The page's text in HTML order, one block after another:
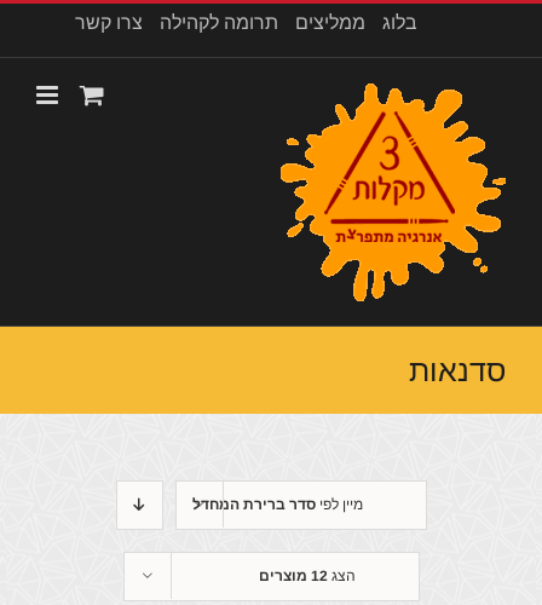
בלוג ממליצים תרומה לקהילה צרו קשר
סדנאות
מיין לפיסדר ברירת המחדל
הצג12 מוצרים